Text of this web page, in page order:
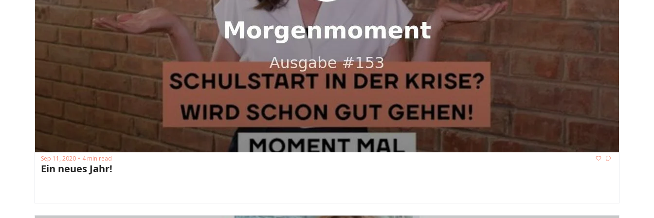
Sep 11, 2020 • 4 min read
Ein neues Jahr!